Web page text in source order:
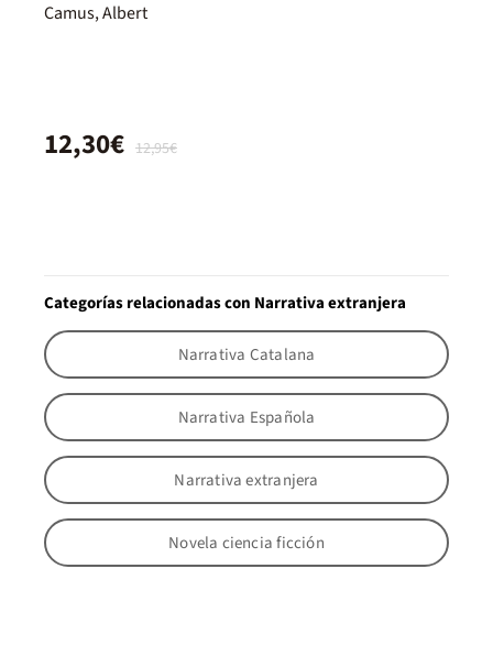
Camus, Albert
12,95€
12,30€
Categorías relacionadas con Narrativa extranjera
Narrativa Catalana
Narrativa Española
Narrativa extranjera
Novela ciencia ficción